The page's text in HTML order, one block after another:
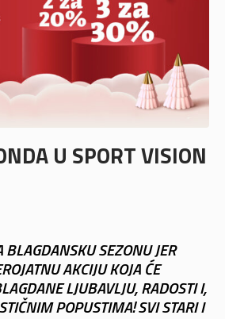
U SPORT VISION
SEZONU JER
AKCIJU KOJA ĆE
LJUBAVLJU, RADOSTI I,
POPUSTIMA! SVI STARI I